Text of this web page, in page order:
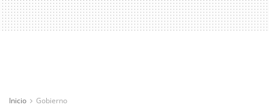
Inicio Gobierno